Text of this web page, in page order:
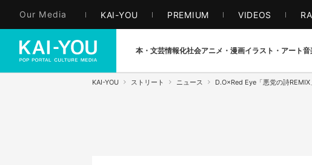
Our Media KAI-YOU PREMIUM VIDEOS
本・文芸情報化社会アニメ・漫画イラスト・アート音
KAI-YOU ストリート ニュース D.O×Red Eye「悪党の詩